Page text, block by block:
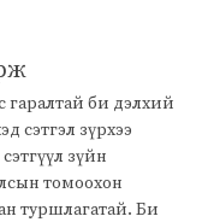
гаралтай би дэлхий
сэтгэл зүрхээ
зүйн
томоохон
туршлагатай. Би